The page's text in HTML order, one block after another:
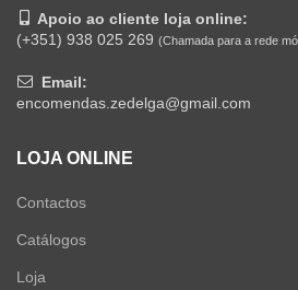
Apoio ao cliente loja online:
(+351) 938 025 269 (Chamada para a rede
Email:
encomendas.zedelga@gmail.com
LOJA ONLINE
Contactos
Catálogos
Loja